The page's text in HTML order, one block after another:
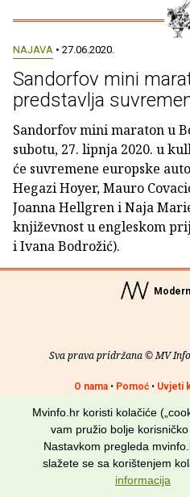
NAJAVA • 27.06.2020.
Sandorfov mini
predstavlja
Sandorfov mini maraton u
subotu, 27. lipnja 2020. u
će suvremene europske
Hegazi Hoyer, Mauro
Joanna Hellgren i Naja
književnost u engleskom
i Ivana Bodrožić).
Sva prava pridržana © MV
O nama• Pomoć• Uvjeti
Potraži
Mvinfo.hr koristi kolačiće
vam pružio bolje korisničko
Nastavkom pregleda
slažete se sa korištenjem
informacija